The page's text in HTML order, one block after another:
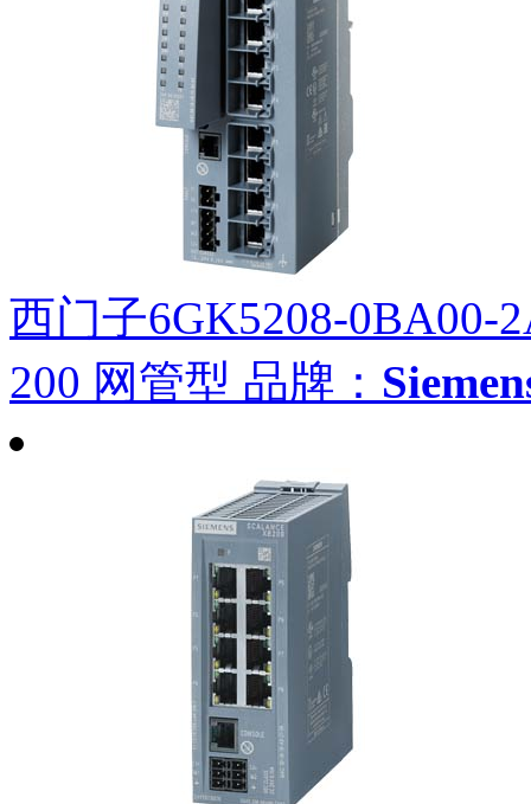
西门子6GK5208-0BA00-
200 网管型 品牌：